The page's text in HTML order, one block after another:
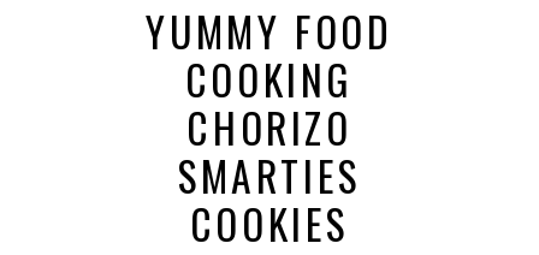
YUMMY FOOD
COOKING
CHORIZO
SMARTIES
COOKIES